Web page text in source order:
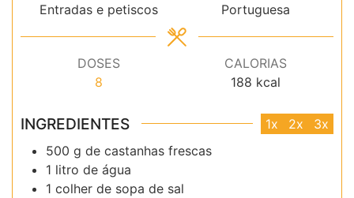
Entradas e petiscos
Portuguesa
DOSES
8
CALORIAS
188 kcal
INGREDIENTES 1x 2x
3x
500 g de castanhas frescas
1 litro de água
1 colher de sopa de sal